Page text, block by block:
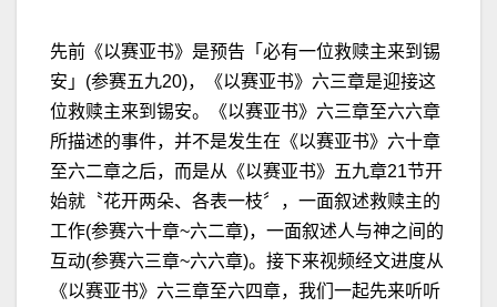
先前《以赛亚书》是预告「必有一位救赎主来到锡
安」(参赛五九20)，《以赛亚书》六三章是迎接这
位救赎主来到锡安。《以赛亚书》六三章至六六章
所描述的事件，并不是发生在《以赛亚书》六十章
至六二章之后，而是从《以赛亚书》五九章21节开
始就〝花开两朵、各表一枝〞，一面叙述救赎主的
工作(参赛六十章~六二章)，一面叙述人与神之间的
互动(参赛六三章~六六章)。接下来视频经文进度从
《以赛亚书》六三章至六四章，我们一起先来听听